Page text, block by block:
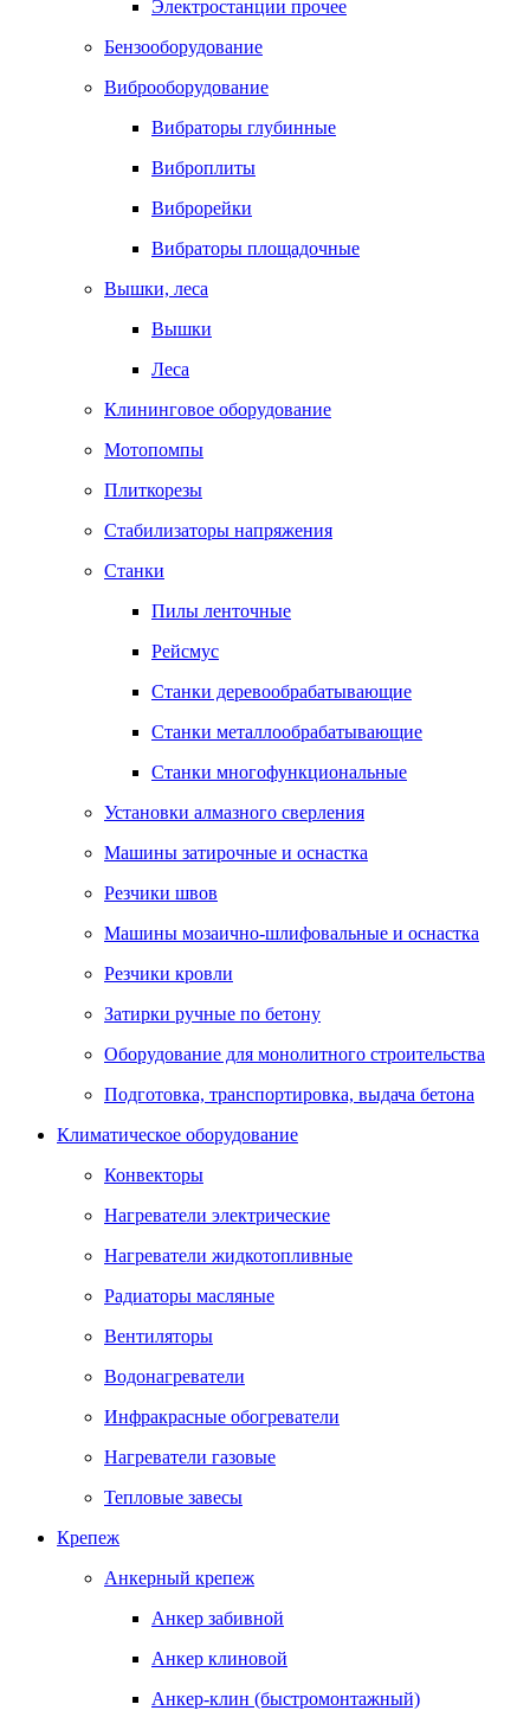
Электростанции прочее
Бензооборудование
Виброоборудование
Вибраторы глубинные
Виброплиты
Виброрейки
Вибраторы площадочные
Вышки, леса
Вышки
Леса
Клининговое оборудование
Мотопомпы
Плиткорезы
Стабилизаторы напряжения
Станки
Пилы ленточные
Рейсмус
Станки деревообрабатывающие
Станки металлообрабатывающие
Станки многофункциональные
Установки алмазного сверления
Машины затирочные и оснастка
Резчики швов
Машины мозаично-шлифовальные и оснастка
Резчики кровли
Затирки ручные по бетону
Оборудование для монолитного строительства
Подготовка, транспортировка, выдача бетона
Климатическое оборудование
Конвекторы
Нагреватели электрические
Нагреватели жидкотопливные
Радиаторы масляные
Вентиляторы
Водонагреватели
Инфракрасные обогреватели
Нагреватели газовые
Тепловые завесы
Крепеж
Анкерный крепеж
Анкер забивной
Анкер клиновой
Анкер-клин (быстромонтажный)